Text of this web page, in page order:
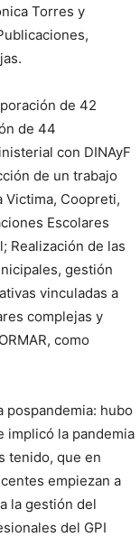
Torres y
de 42
de 44
con DINAyF
de un trabajo
Coopreti,
Escolares
Realización de las
gestión
vinculadas a
complejas y
como
pospandemia: hubo
implicó la pandemia
tenido, que en
empiezan a
la gestión del
del GPI